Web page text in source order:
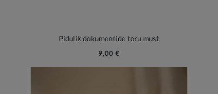
Pidulik dokumentide toru must
9,00 €